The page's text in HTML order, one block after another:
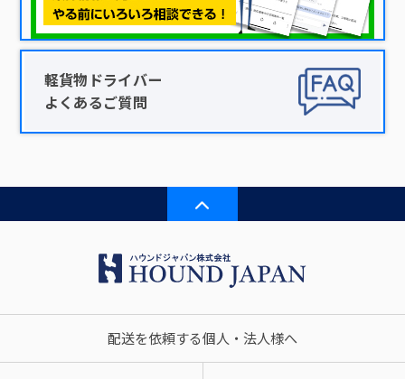
軽貨物ドライバー
よくあるご質問
配送を依頼する個人・法人様へ